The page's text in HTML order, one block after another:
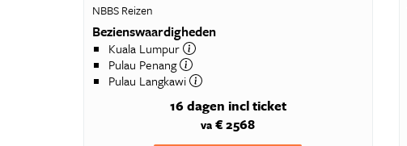
NBBS Reizen
Bezienswaardigheden
Kuala Lumpur
Pulau Penang
Pulau Langkawi
16 dagen incl ticket
va € 2568